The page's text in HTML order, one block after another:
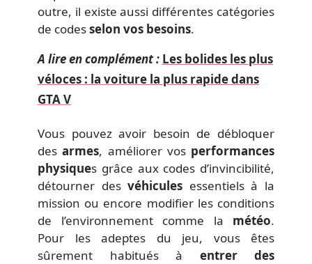
outre, il existe aussi différentes catégories
de codesselon vos besoins.
A lire en complément : Les bolides les plus
véloces : la voiture la plus rapide dans
GTA V
Vous pouvez avoir besoin de débloquer
des armes, améliorer vos performances
physiques grâce aux codes d’invincibilité,
détourner desvéhicules essentiels à la
mission ou encore modifier les conditions
de l’environnement comme la météo.
Pour les adeptes du jeu, vous êtes
sûrement habitués à entrer des